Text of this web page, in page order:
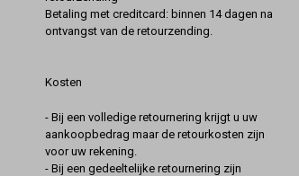
Betaling met creditcard: binnen 14 dagen na
ontvangst van de retourzending.
Kosten
- Bij een volledige retournering krijgt u uw
aankoopbedrag maar de retourkosten zijn
voor uw rekening.
- Bij een gedeeltelijke retournering zijn